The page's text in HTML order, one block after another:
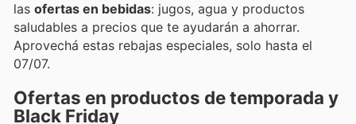
las ofertas en bebidas: jugos, agua y productos
saludables a precios que te ayudarán a ahorrar.
Aprovechá estas rebajas especiales, solo hasta el
07/07.
Ofertas en productos de temporada y
Black Friday